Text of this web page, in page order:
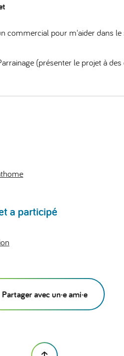
commercial pour m'aider dans le
(présenter le projet à
a participé
Partager avec un·e ami·e